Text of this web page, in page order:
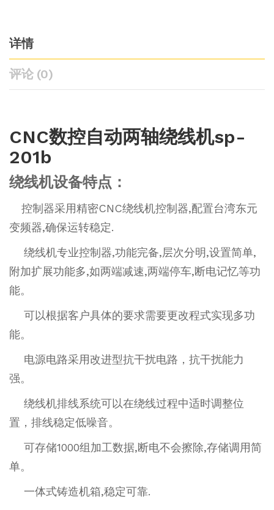
详情
评论 (0)
CNC数控自动两轴绕线机sp-
201b
绕线机设备特点：
控制器采用精密CNC绕线机控制器,配置台湾东元
变频器,确保运转稳定.
绕线机专业控制器,功能完备,层次分明,设置简单,
附加扩展功能多,如两端减速,两端停车,断电记忆等功
能。
可以根据客户具体的要求需要更改程式实现多功
能。
电源电路采用改进型抗干扰电路，抗干扰能力
强。
绕线机排线系统可以在绕线过程中适时调整位
置，排线稳定低噪音。
可存储1000组加工数据,断电不会擦除,存储调用简
单。
一体式铸造机箱,稳定可靠.